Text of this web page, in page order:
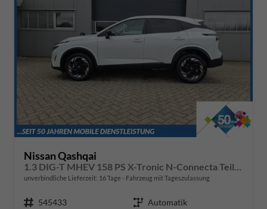
Nissan Qashqai
unverbindliche Lieferzeit: 16 Tage Fahrzeug mit Tageszulassung
Fahrzeugnr. 545433 Getriebe Automatik